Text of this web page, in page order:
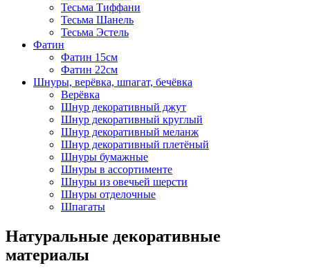
Тесьма Тиффани
Тесьма Шанель
Тесьма Эстель
Фатин
Фатин 15см
Фатин 22см
Шнуры, верёвка, шпагат, бечёвка
Верёвка
Шнур декоративный джут
Шнур декоративный круглый
Шнур декоративный меланж
Шнур декоративный плетёный
Шнуры бумажные
Шнуры в ассортименте
Шнуры из овечьей шерсти
Шнуры отделочные
Шпагаты
Натуральные декоративные
материалы